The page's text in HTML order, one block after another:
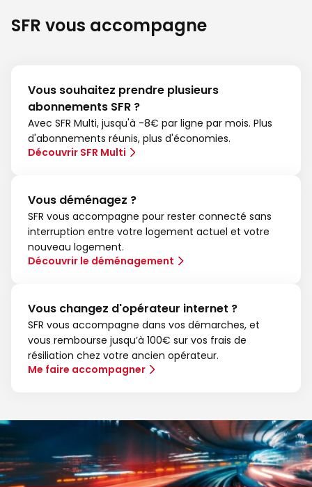
SFR vous accompagne
Vous souhaitez prendre plusieurs
abonnements SFR ?
Avec SFR Multi, jusqu'à -8€ par ligne par mois. Plus
d'abonnements réunis, plus d'économies.
Découvrir SFR Multi
Vous déménagez ?
SFR vous accompagne pour rester connecté sans
interruption entre votre logement actuel et votre
nouveau logement.
Découvrir le déménagement
Vous changez d'opérateur internet ?
SFR vous accompagne dans vos démarches, et
vous rembourse jusqu’à 100€ sur vos frais de
résiliation chez votre ancien opérateur.
Me faire accompagner